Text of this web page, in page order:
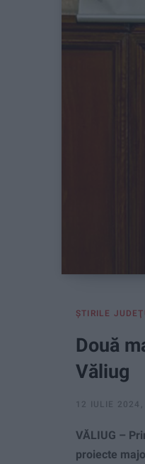
ŞTIRILE
Două
Văliug
12 IULIE
VĂLIUG –
proiecte